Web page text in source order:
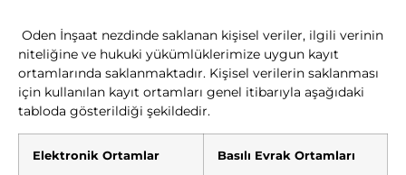
Oden İnşaat nezdinde saklanan kişisel veriler, ilgili verinin
niteliğine ve hukuki yükümlüklerimize uygun kayıt
ortamlarında saklanmaktadır. Kişisel verilerin saklanması
için kullanılan kayıt ortamları genel itibarıyla aşağıdaki
tabloda gösterildiği şekildedir.
Elektronik Ortamlar Basılı Evrak Ortamları